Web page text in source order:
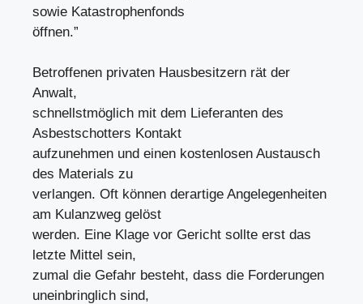
sowie Katastrophenfonds
öffnen.”
Betroffenen privaten Hausbesitzern rät der
Anwalt,
schnellstmöglich mit dem Lieferanten des
Asbestschotters Kontakt
aufzunehmen und einen kostenlosen Austausch
des Materials zu
verlangen. Oft können derartige Angelegenheiten
am Kulanzweg gelöst
werden. Eine Klage vor Gericht sollte erst das
letzte Mittel sein,
zumal die Gefahr besteht, dass die Forderungen
uneinbringlich sind,